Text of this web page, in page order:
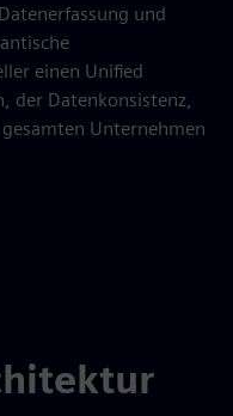
und
einen Unified
der Datenkonsistenz,
Unternehmen